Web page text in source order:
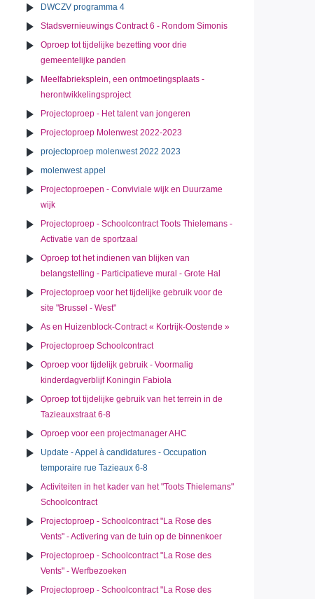
DWCZV programma 4
Stadsvernieuwings Contract 6 - Rondom Simonis
Oproep tot tijdelijke bezetting voor drie
gemeentelijke panden
Meelfabrieksplein, een ontmoetingsplaats -
herontwikkelingsproject
Projectoproep - Het talent van jongeren
Projectoproep Molenwest 2022-2023
projectoproep molenwest 2022 2023
molenwest appel
Projectoproepen - Conviviale wijk en Duurzame
wijk
Projectoproep - Schoolcontract Toots Thielemans -
Activatie van de sportzaal
Oproep tot het indienen van blijken van
belangstelling - Participatieve mural - Grote Hal
Projectoproep voor het tijdelijke gebruik voor de
site "Brussel - West"
As en Huizenblock-Contract « Kortrijk-Oostende »
Projectoproep Schoolcontract
Oproep voor tijdelijk gebruik - Voormalig
kinderdagverblijf Koningin Fabiola
Oproep tot tijdelijke gebruik van het terrein in de
Tazieauxstraat 6-8
Oproep voor een projectmanager AHC
Update - Appel à candidatures - Occupation
temporaire rue Tazieaux 6-8
Activiteiten in het kader van het "Toots Thielemans"
Schoolcontract
Projectoproep - Schoolcontract "La Rose des
Vents" - Activering van de tuin op de binnenkoer
Projectoproep - Schoolcontract "La Rose des
Vents" - Werfbezoeken
Projectoproep - Schoolcontract "La Rose des